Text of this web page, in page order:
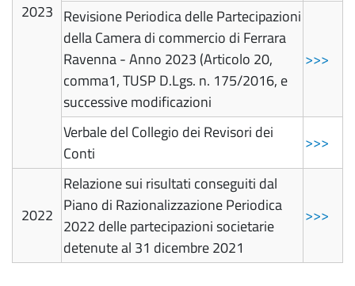
2023 Revisione Periodica delle Partecipazioni
della Camera di commercio di Ferrara
Ravenna - Anno 2023 (Articolo 20,
comma1, TUSP D.Lgs. n. 175/2016, e
successive modificazioni
>>>
Verbale del Collegio dei Revisori dei
Conti
>>>
2022
Relazione sui risultati conseguiti dal
Piano di Razionalizzazione Periodica
2022 delle partecipazioni societarie
detenute al 31 dicembre 2021
>>>